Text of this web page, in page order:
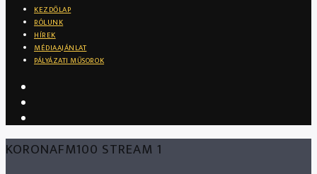
KEZDŐLAP
RÓLUNK
HÍREK
MÉDIAAJÁNLAT
PÁLYÁZATI MŰSOROK
KORONAFM100 STREAM 1